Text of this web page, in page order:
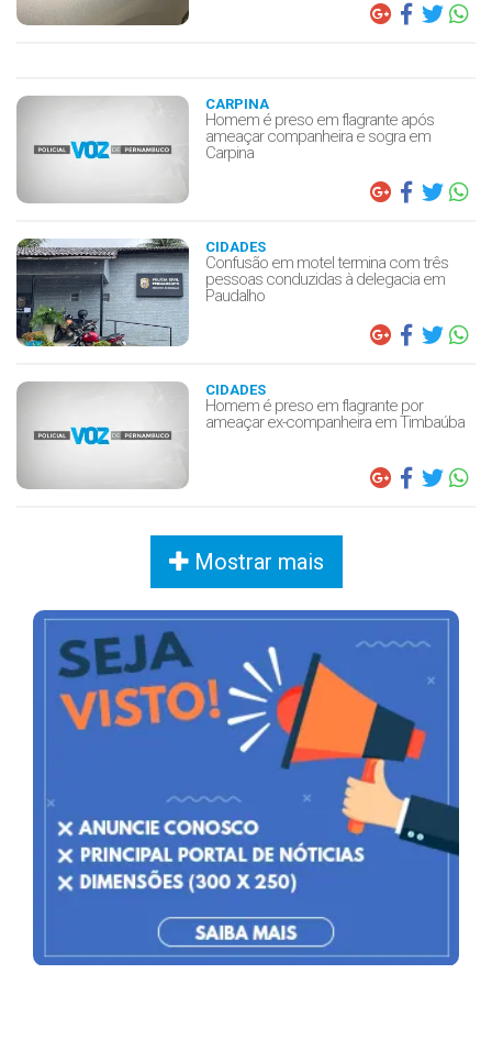
CARPINA
Homem é preso em flagrante após
ameaçar companheira e sogra em
Carpina
CIDADES
Confusão em motel termina com três
pessoas conduzidas à delegacia em
Paudalho
CIDADES
Homem é preso em flagrante por
ameaçar ex-companheira em Timbaúba
Mostrar mais